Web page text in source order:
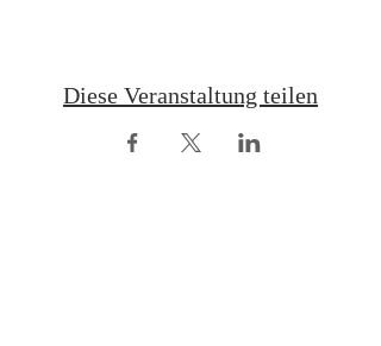
Diese Veranstaltung teilen